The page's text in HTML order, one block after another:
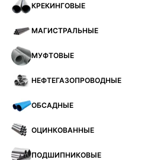
КРЕКИНГОВЫЕ
МАГИСТРАЛЬНЫЕ
МУФТОВЫЕ
НЕФТЕГАЗОПРОВОДНЫЕ
ОБСАДНЫЕ
ОЦИНКОВАННЫЕ
ПОДШИПНИКОВЫЕ